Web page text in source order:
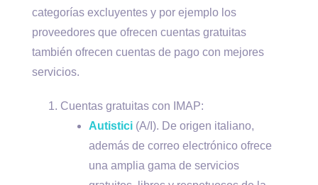
categorías excluyentes y por ejemplo los
proveedores que ofrecen cuentas gratuitas
también ofrecen cuentas de pago con mejores
servicios.
Cuentas gratuitas con IMAP:
Autistici (A/I). De origen italiano,
además de correo electrónico ofrece
una amplia gama de servicios